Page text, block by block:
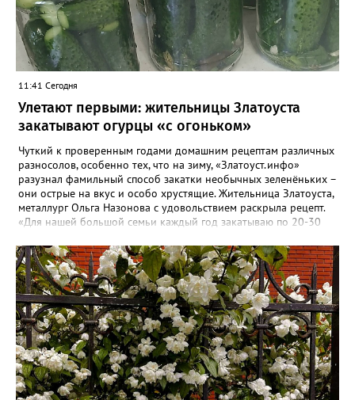
11:41 Сегодня
Улетают первыми: жительницы Златоуста
закатывают огурцы «с огоньком»
Чуткий к проверенным годами домашним рецептам различных
разносолов, особенно тех, что на зиму, «Златоуст.инфо»
разузнал фамильный способ закатки необычных зеленёньких –
они острые на вкус и особо хрустящие. Жительница Златоуста,
металлург Ольга Назонова с удовольствием раскрыла рецепт.
«Для нашей большой семьи каждый год закатываю по 20-30
улетают со стола первыми, а гости неизменно просят рецепт, -
отметила Ольга. – Несмотря на это неласковое лето, парники
уже полны огурцов. Запаситесь любым недорогим острым
кетчупом и попробуйте наш семейный рецепт. Дети называют
его «Бомбяо». Первое, советует Ольга, - замачиваем огурцы в
воде на 2-3 часа. Тщательно моем и обрезаем «попки». На дно
литровой банки кладём листья хрена, укроп, чеснок, лавровый
лист, перец горошком. Для маринада понадобится 1,25 литра
воды, 2 столовых ложки соли, стакан сахара, 0,5 стакана уксуса
(9-процентного), пачка острого кетчупа типа «Чили». Всё
соединяем, даём прокипеть 5 минут и столько же – остыть.